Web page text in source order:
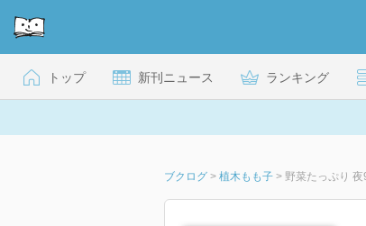
トップ 新刊ニュース ランキング
ブクログ > 植木もも子 > 野菜たっぷり